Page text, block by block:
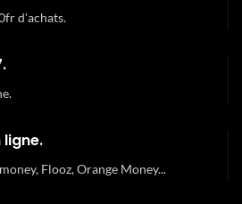
d'achats.
ligne.
Flooz, Orange Money...